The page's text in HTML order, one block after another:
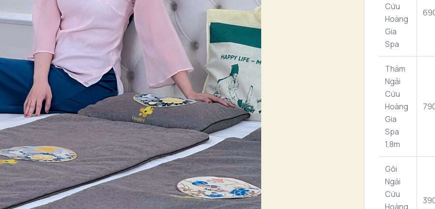
Cứu
Hoàng
Gia
Spa
Thảm
Ngải
Cứu
Hoàng
Gia
Spa
1,8m
Gôi
Ngải
Cứu
Hoàng